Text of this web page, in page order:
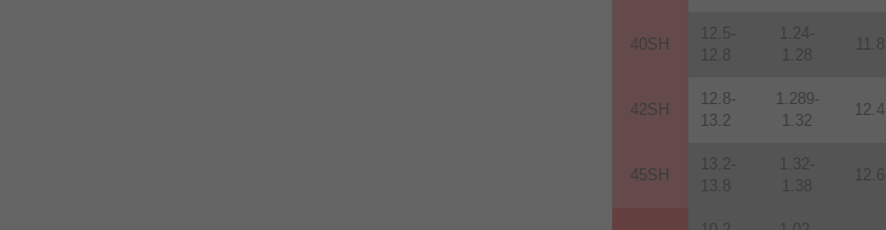
40SH
12.5-
12.8
1.24-
1.28
11.8
42SH
12.8-
13.2
1.289-
1.32
12.4
45SH
13.2-
13.8
1.32-
1.38
12.6